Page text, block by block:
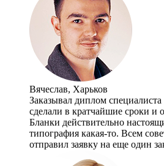
Вячеслав, Харьков
Заказывал диплом специалиста
сделали в кратчайшие сроки и
Бланки действительно
типография какая-то. Всем
отправил заявку на еще один